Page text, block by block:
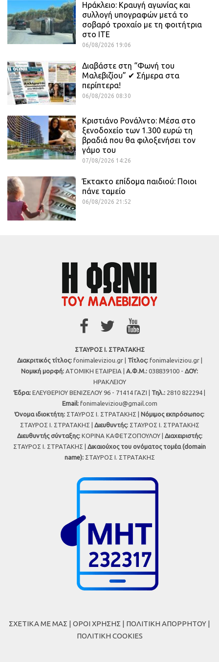
Ηράκλειο: Κραυγή αγωνίας και
συλλογή υπογραφών μετά το
σοβαρό τροχαίο με τη φοιτήτρια
στο ΙΤΕ
06/08/2026 19:06
Διαβάστε στη “Φωνή του
Μαλεβιζίου” ✔ Σήμερα στα
περίπτερα!
06/08/2026 08:30
Κριστιάνο Ρονάλντο: Μέσα στο
ξενοδοχείο των 1.300 ευρώ τη
βραδιά που θα φιλοξενήσει τον
γάμο του
07/08/2026 14:26
Έκτακτο επίδομα παιδιού: Ποιοι
πάνε ταμείο
06/08/2026 21:52
ΣΤΑΥΡΟΣ Ι. ΣΤΡΑΤΑΚΗΣ
Διακριτικός τίτλος:fonimaleviziou.gr | Τίτλος:fonimaleviziou.gr |
Νομική μορφή: ΑΤΟΜΙΚΗ ΕΤΑΙΡΕΙΑ | Α.Φ.Μ.: 038839100 - ΔΟΥ:
ΗΡΑΚΛΕΙΟΥ
Έδρα: ΕΛΕΥΘΕΡΙΟΥ ΒΕΝΙΖΕΛΟΥ 96 - 71414 ΓΑΖΙ | Τηλ.: 2810 822294 |
Εmail: fonimaleviziou@gmail.com
Όνομα ιδιοκτήτη: ΣΤΑΥΡΟΣ Ι. ΣΤΡΑΤΑΚΗΣ | Νόμιμος εκπρόσωπος:
ΣΤΑΥΡΟΣ Ι. ΣΤΡΑΤΑΚΗΣ | Διευθυντής:ΣΤΑΥΡΟΣ Ι. ΣΤΡΑΤΑΚΗΣ
Διευθυντής σύνταξης:ΚΟΡΙΝΑ ΚΑΦΕΤΖΟΠΟΥΛΟΥ | Διαχειριστής:
ΣΤΑΥΡΟΣ Ι. ΣΤΡΑΤΑΚΗΣ | Δικαιούχος του ονόματος τομέα (domain
name):ΣΤΑΥΡΟΣ Ι. ΣΤΡΑΤΑΚΗΣ
ΣΧΕΤΙΚΑ ΜΕ ΜΑΣ | ΟΡΟΙ ΧΡΗΣΗΣ | ΠΟΛΙΤΙΚΗ ΑΠΟΡΡΗΤΟΥ |
ΠΟΛΙΤΙΚΗ COOKIES